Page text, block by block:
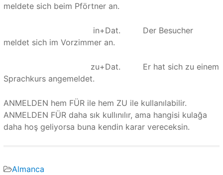
meldete sich beim Pförtner an.
in+Dat. Der Besucher
meldet sich im Vorzimmer an.
zu+Dat. Er hat sich zu einem
Sprachkurs angemeldet.
ANMELDEN hem FÜR ile hem ZU ile kullanılabilir.
ANMELDEN FÜR daha sık kullınılır, ama hangisi kulağa
daha hoş geliyorsa buna kendin karar vereceksin.
Almanca